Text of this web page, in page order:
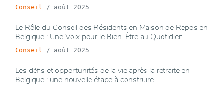
Conseil / août 2025
Le Rôle du Conseil des Résidents en Maison de Repos en
Belgique : Une Voix pour le Bien-Être au Quotidien
Conseil / août 2025
Les défis et opportunités de la vie après la retraite en
Belgique : une nouvelle étape à construire